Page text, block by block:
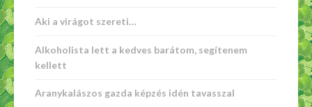
Aki a virágot szereti…
Alkoholista lett a kedves barátom, segítenem
kellett
Aranykalászos gazda képzés idén tavasszal